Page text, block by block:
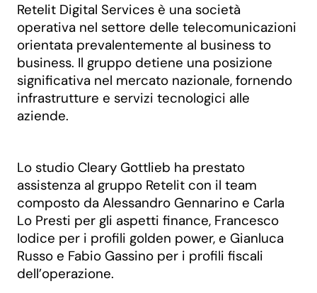
Retelit Digital Services è una società
operativa nel settore delle telecomunicazioni
orientata prevalentemente al business to
business. Il gruppo detiene una posizione
significativa nel mercato nazionale, fornendo
infrastrutture e servizi tecnologici alle
aziende.
Lo studio Cleary Gottlieb ha prestato
assistenza al gruppo Retelit con il team
composto da Alessandro Gennarino e Carla
Lo Presti per gli aspetti finance, Francesco
Iodice per i profili golden power, e Gianluca
Russo e Fabio Gassino per i profili fiscali
dell’operazione.